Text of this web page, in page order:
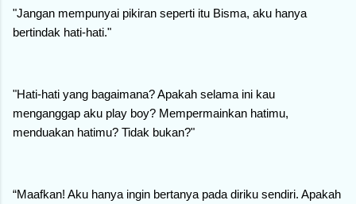
"Jangan mempunyai pikiran seperti itu Bisma, aku hanya
bertindak hati-hati."
"Hati-hati yang bagaimana? Apakah selama ini kau
menganggap aku play boy? Mempermainkan hatimu,
menduakan hatimu? Tidak bukan?"
“Maafkan! Aku hanya ingin bertanya pada diriku sendiri. Apakah